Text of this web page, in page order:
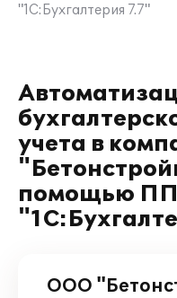
"1С:Бухгалтерия 7.7"
учета в
помощью ПП
ООО